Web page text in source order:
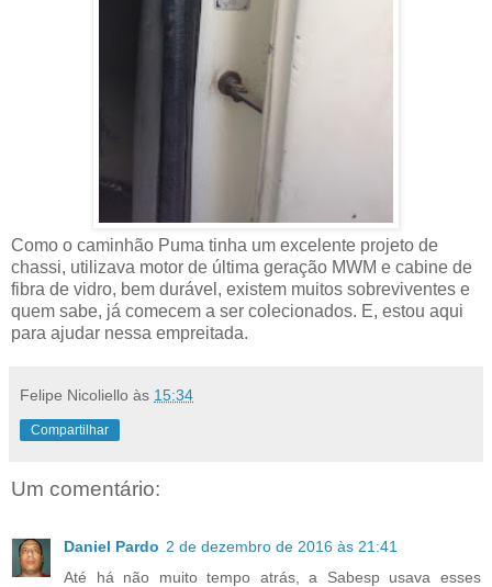
Como o caminhão Puma tinha um excelente projeto de
chassi, utilizava motor de última geração MWM e cabine de
fibra de vidro, bem durável, existem muitos sobreviventes e
quem sabe, já comecem a ser colecionados. E, estou aqui
para ajudar nessa empreitada.
Felipe Nicoliello às 15:34
Compartilhar
Um comentário:
Daniel Pardo 2 de dezembro de 2016 às 21:41
Até há não muito tempo atrás, a Sabesp usava esses